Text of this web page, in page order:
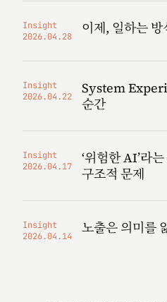
Insight
2026.04.28
이제, 일하는
Insight
2026.04.22
System
순간
Insight
2026.04.17
‘위험한 AI’라
구조적 문제
Insight
2026.04.14
노출은 의미를